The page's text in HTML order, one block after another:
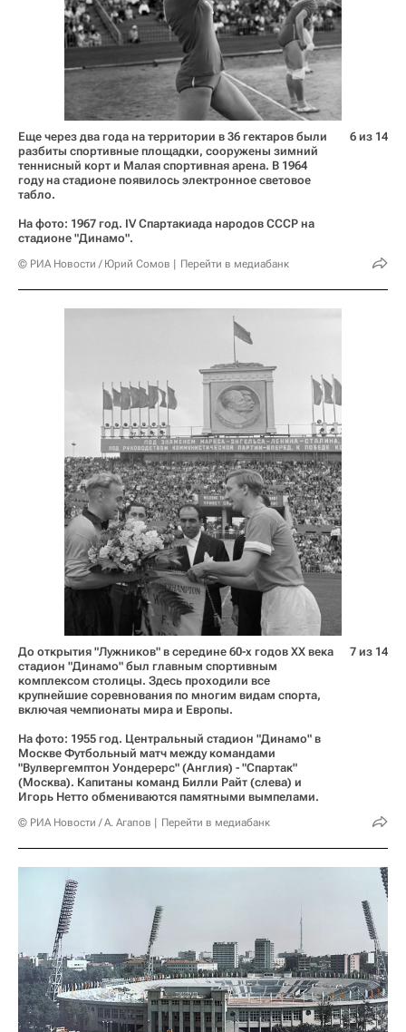
Еще через два года на территории в 36 гектаров были
разбиты спортивные площадки, сооружены зимний
теннисный корт и Малая спортивная арена. В 1964
году на стадионе появилось электронное световое
табло.
На фото: 1967 год. IV Спартакиада народов СССР на
стадионе "Динамо".
© РИА Новости / Юрий Сомов Перейти в медиабанк
6 из 14
До открытия "Лужников" в середине 60-х годов XX века
стадион "Динамо" был главным спортивным
комплексом столицы. Здесь проходили все
крупнейшие соревнования по многим видам спорта,
включая чемпионаты мира и Европы.
На фото: 1955 год. Центральный стадион "Динамо" в
Москве Футбольный матч между командами
"Вулвергемптон Уондерерс" (Англия) - "Спартак"
(Москва). Капитаны команд Билли Райт (слева) и
Игорь Нетто обмениваются памятными вымпелами.
© РИА Новости / А. Агапов Перейти в медиабанк
7 из 14